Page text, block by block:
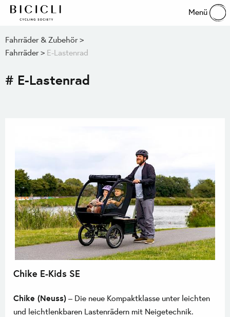
Menü
Fahrräder & Zubehör
Fahrräder
E-Lastenrad
# E-Lastenrad
Chike E-Kids SE
Chike (Neuss)– Die neue Kompaktklasse unter leichten
und leichtlenkbaren Lastenrädern mit Neigetechnik.